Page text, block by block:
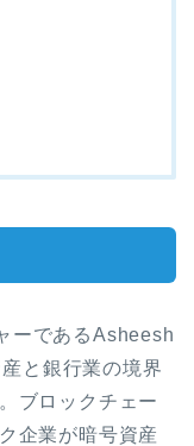
ーであるAsheesh
と銀行業の境界
ブロックチェー
企業が暗号資産